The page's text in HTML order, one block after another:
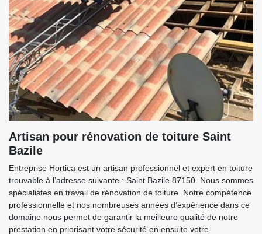
Artisan pour rénovation de toiture Saint
Bazile
Entreprise Hortica est un artisan professionnel et expert en toiture
trouvable à l’adresse suivante : Saint Bazile 87150. Nous sommes
spécialistes en travail de rénovation de toiture. Notre compétence
professionnelle et nos nombreuses années d’expérience dans ce
domaine nous permet de garantir la meilleure qualité de notre
prestation en priorisant votre sécurité en ensuite votre